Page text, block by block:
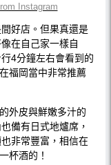
Instagram
好店。但果真還是
在自己家一樣自
4分鐘左右會看到的
福岡當中非常推薦
外皮與鮮嫩多汁的
備有日式地爐席，
非常豐富，相信在
杯酒的！